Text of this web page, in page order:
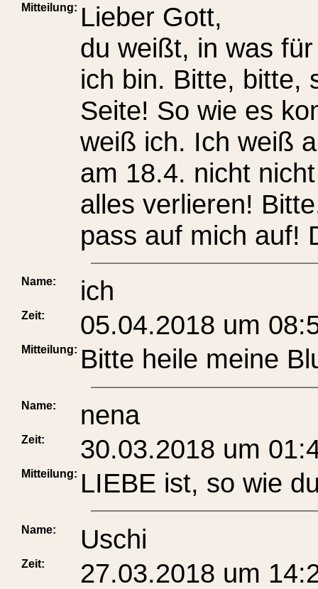
Mitteilung: Lieber Gott,
du weißt, in was
ich bin. Bitte, bitte,
Seite! So wie es
weiß ich. Ich weiß
am 18.4. nicht
alles verlieren!
pass auf mich auf!
Name: ich
Zeit: 05.04.2018 um
Mitteilung: Bitte heile meine
Name: nena
Zeit: 30.03.2018 um
Mitteilung: LIEBE ist, so wie
Name: Uschi
Zeit: 27.03.2018 um